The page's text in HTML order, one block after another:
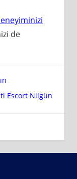
de
Escort Nilgün